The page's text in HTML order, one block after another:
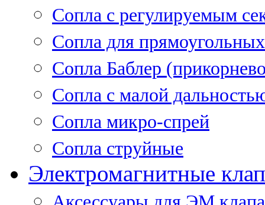
Сопла с регулируемым
Сопла для
Сопла Баблер
Сопла с малой
Сопла микро-спрей
Сопла струйные
Электромагнитные